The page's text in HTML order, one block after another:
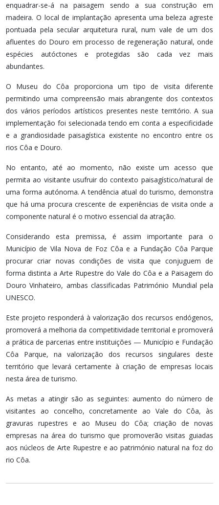
enquadrar-se-á na paisagem sendo a sua construção em
madeira. O local de implantação apresenta uma beleza agreste
pontuada pela secular arquitetura rural, num vale de um dos
afluentes do Douro em processo de regeneração natural, onde
espécies autóctones e protegidas são cada vez mais
abundantes.
O Museu do Côa proporciona um tipo de visita diferente
permitindo uma compreensão mais abrangente dos contextos
dos vários períodos artísticos presentes neste território. A sua
implementação foi selecionada tendo em conta a especificidade
e a grandiosidade paisagística existente no encontro entre os
rios Côa e Douro.
No entanto, até ao momento, não existe um acesso que
permita ao visitante usufruir do contexto paisagístico/natural de
uma forma autónoma. A tendência atual do turismo, demonstra
que há uma procura crescente de experiências de visita onde a
componente natural é o motivo essencial da atração.
Considerando esta premissa, é assim importante para o
Município de Vila Nova de Foz Côa e a Fundação Côa Parque
procurar criar novas condições de visita que conjuguem de
forma distinta a Arte Rupestre do Vale do Côa e a Paisagem do
Douro Vinhateiro, ambas classificadas Património Mundial pela
UNESCO.
Este projeto responderá à valorização dos recursos endógenos,
promoverá a melhoria da competitividade territorial e promoverá
a prática de parcerias entre instituições ― Município e Fundação
Côa Parque, na valorização dos recursos singulares deste
território que levará certamente à criação de empresas locais
nesta área de turismo.
As metas a atingir são as seguintes: aumento do número de
visitantes ao concelho, concretamente ao Vale do Côa, às
gravuras rupestres e ao Museu do Côa; criação de novas
empresas na área do turismo que promoverão visitas guiadas
aos núcleos de Arte Rupestre e ao património natural na foz do
rio Côa.